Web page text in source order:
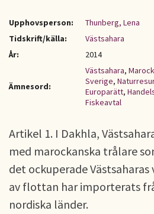
Upphovsperson:
Thunberg, Lena
Tidskrift/källa:
Västsahara
År:
2014
Ämnesord:
Västsahara,
Sverige,
Europarätt,
Fiskeavtal
Artikel 1. I Dakhla,
med marockanska trålare
det ockuperade
av flottan har importerats
nordiska länder.